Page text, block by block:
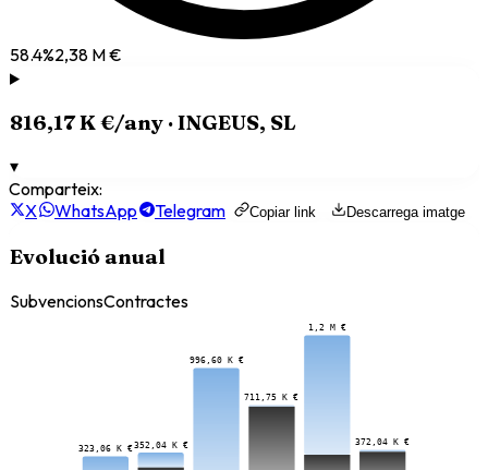
58.4%2,38 M €
816,17 K €/any ·INGEUS, SL
▾
Comparteix:
X
WhatsApp Telegram Copiar link Descarrega imatge
Evolució anual
SubvencionsContractes
323,06 K €352,04 K €
996,60 K €
711,75 K €
1,2 M €
372,04 K €